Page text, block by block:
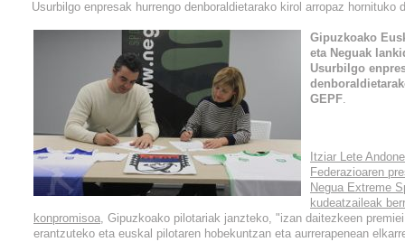
Usurbilgo enpresak hurrengo denboraldietarako kirol arropaz hornituko
Gipuzkoako
eta Neguak
Usurbilgo
GEPF.
Itziar Lete
Federazioaren
Negua Extreme
kudeatzaileak
konpromisoa, Gipuzkoako pilotariak janzteko, "izan daitezkeen
erantzuteko eta euskal pilotaren hobekuntzan eta aurrerapenean